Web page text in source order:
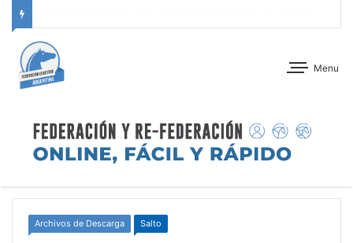
Menu
Archivos de Descarga Salto